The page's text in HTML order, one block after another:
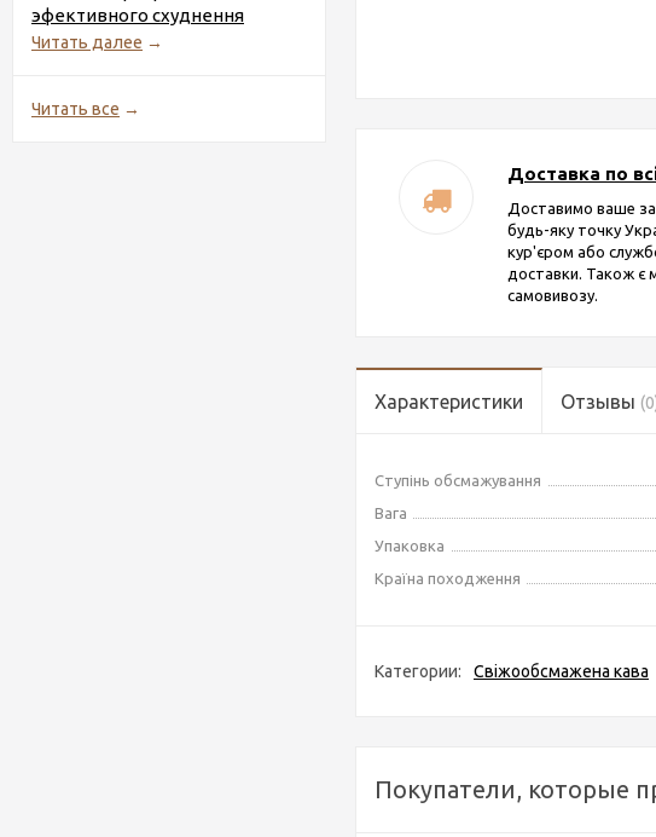
эфективного схуднення
Читать далее →
Читать все →
Доставка по
Доставимо ваше
будь-яку точку
кур'єром або
доставки. Також є
самовивозу.
Характеристики Отзывы
Ступінь обсмажування
Вага
Упаковка
Країна походження
Категории: Свіжообсмажена кава
Покупатели, которые